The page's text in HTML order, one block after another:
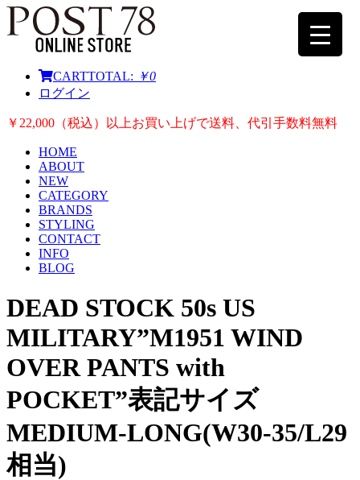
CARTTOTAL: ￥0
ログイン
￥22,000（税込）以上お買い上げで送料、代引手数料無料
HOME
ABOUT
NEW
CATEGORY
BRANDS
STYLING
CONTACT
INFO
BLOG
DEAD STOCK 50s US
MILITARY”M1951 WIND
OVER PANTS with
POCKET”表記サイズ
MEDIUM-LONG(W30-35/L29
相当)